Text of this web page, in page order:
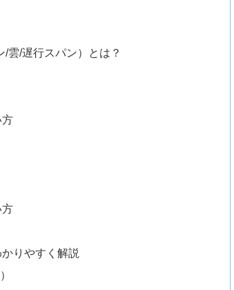
雲/遅行スパン）とは？
りやすく解説